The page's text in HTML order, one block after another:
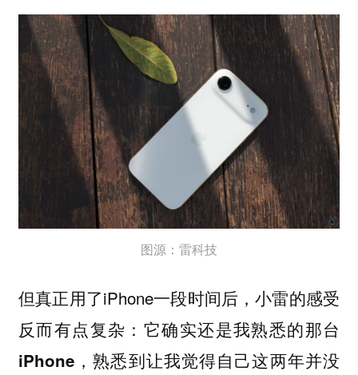
图源：雷科技
但真正用了iPhone一段时间后，小雷的感受
反而有点复杂： 它确实还是我熟悉的那台
iPhone，熟悉到让我觉得自己这两年并没